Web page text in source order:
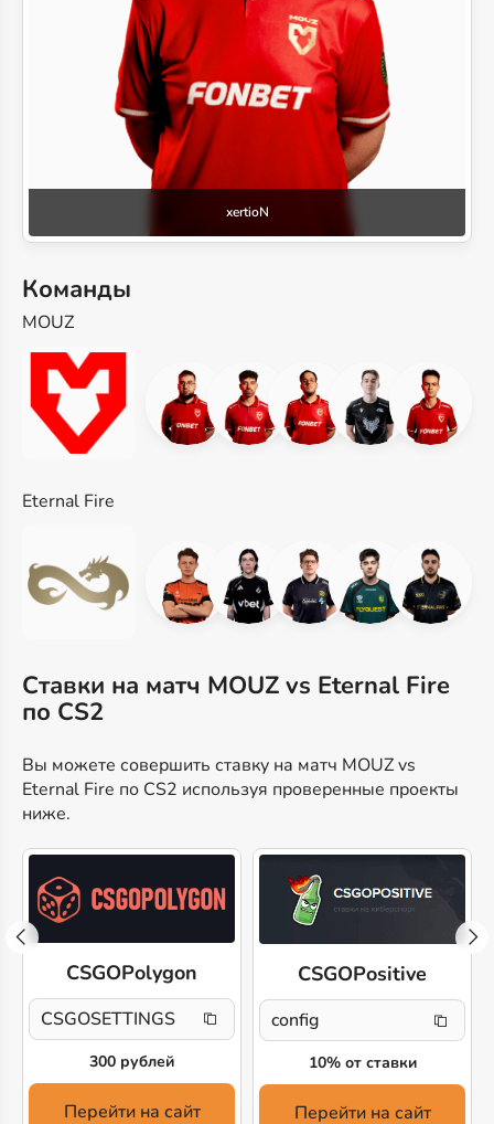
xertioN
Команды
MOUZ
Eternal Fire
Ставки на матч MOUZ vs Eternal Fire
по CS2
Вы можете совершить ставку на матч MOUZ vs
Eternal Fire по CS2 используя проверенные проекты
ниже.
CSGOPolygon
CSGOSETTINGS
300 рублей
Перейти на сайт
CSGOPositive
config
10% от ставки
Перейти на сайт